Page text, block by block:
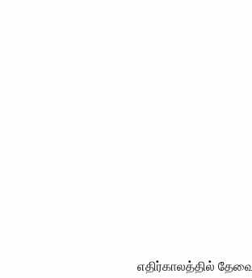
எதிர்காலத்தில்